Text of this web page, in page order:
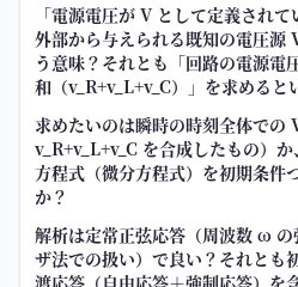
「電源電圧が V として定義されて
外部から与えられる既知の電圧源
う意味？それとも「回路の電源電
和（v_R+v_L+v_C）」を求めると
求めたいのは瞬時の時刻全体での
v_R+v_L+v_C を合成したもの）
方程式（微分方程式）を初期条件
か？
解析は定常正弦応答（周波数 ω の
ザ法での扱い）で良い？それとも
渡応答（自由応答＋強制応答）を